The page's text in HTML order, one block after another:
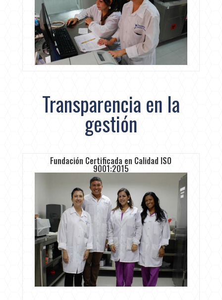
Transparencia en la
gestión
Fundación Certificada en Calidad ISO
9001:2015